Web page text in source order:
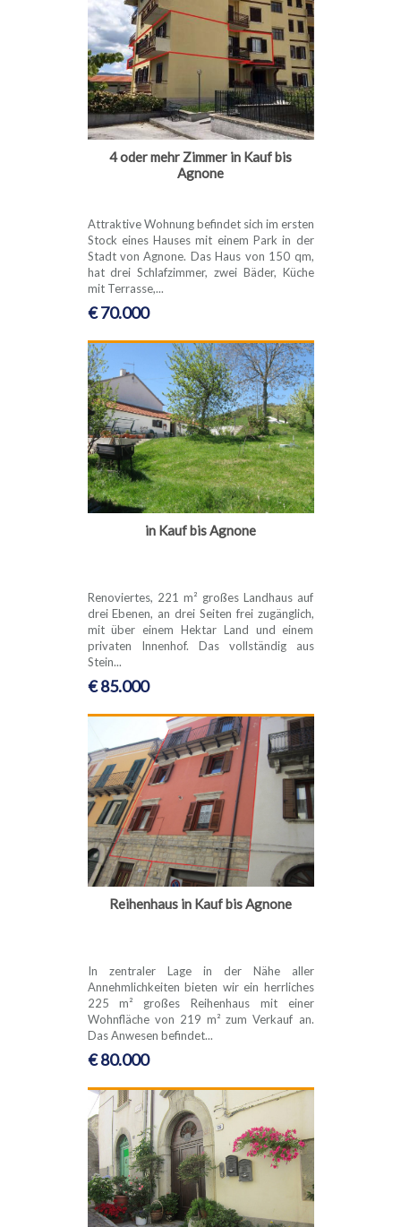
4 oder mehr Zimmer in Kauf bis
Agnone
Attraktive Wohnung befindet sich im ersten
Stock eines Hauses mit einem Park in der
Stadt von Agnone. Das Haus von 150 qm,
hat drei Schlafzimmer, zwei Bäder, Küche
mit Terrasse,...
€ 70.000
in Kauf bis Agnone
Renoviertes, 221 m² großes Landhaus auf
drei Ebenen, an drei Seiten frei zugänglich,
mit über einem Hektar Land und einem
privaten Innenhof. Das vollständig aus
Stein...
€ 85.000
Reihenhaus in Kauf bis Agnone
In zentraler Lage in der Nähe aller
Annehmlichkeiten bieten wir ein herrliches
225 m² großes Reihenhaus mit einer
Wohnfläche von 219 m² zum Verkauf an.
Das Anwesen befindet...
€ 80.000